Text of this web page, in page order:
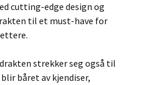
cutting-edge design og
til et must-have for
strekker seg også til
båret av kjendiser,